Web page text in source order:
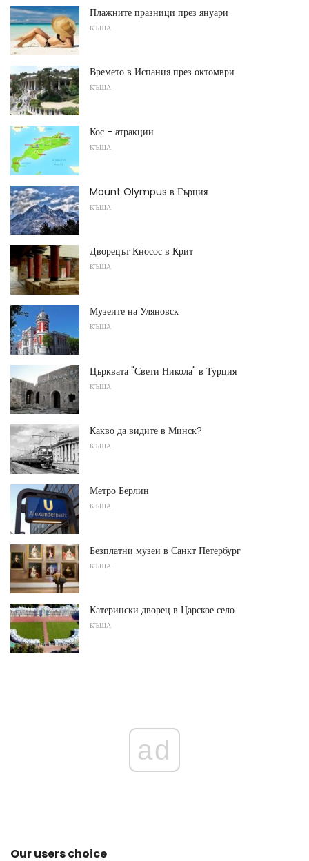
Плажните празници през януари
КЪЩА
Времето в Испания през октомври
КЪЩА
Кос - атракции
КЪЩА
Mount Olympus в Гърция
КЪЩА
Дворецът Кносос в Крит
КЪЩА
Музеите на Уляновск
КЪЩА
Църквата "Свети Никола" в Турция
КЪЩА
Какво да видите в Минск?
КЪЩА
Метро Берлин
КЪЩА
Безплатни музеи в Санкт Петербург
КЪЩА
Катерински дворец в Царское село
КЪЩА
ad
Our users choice